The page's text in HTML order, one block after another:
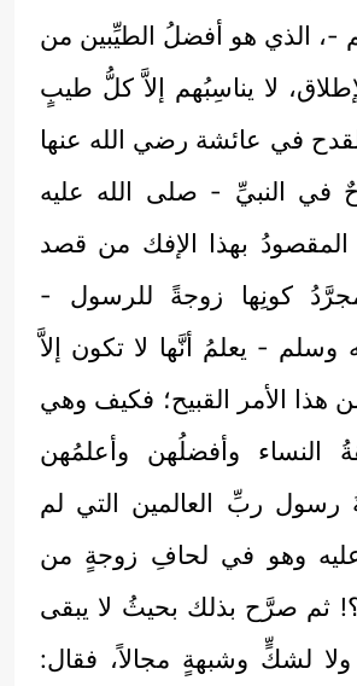
-، الذي هو أفضلُ الطيِّبين من
لا يناسِبُهم إلاَّ كلُّ طيبٍ
في عائشة رضي الله عنها
في النبيِّ - صلى الله عليه
بهذا الإفك من قصد
كونِها زوجةً للرسول -
وسلم - يعلمُ أنَّها لا تكون إلاَّ
هذا الأمر القبيح؛ فكيف وهي
النساء وأفضلُهن وأعلمُهن
رسول ربِّ العالمين التي لم
وهو في لحافِ زوجةٍ من
؟! ثم صرَّح بذلك بحيثُ لا يبقى
ولا لشكٍّ وشبهةٍ مجالاً، فقال: